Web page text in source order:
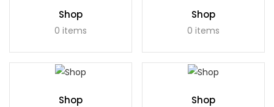
Shop
0 items
Shop
0 items
Shop Shop